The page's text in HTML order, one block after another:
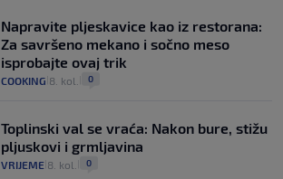
Napravite pljeskavice kao iz restorana:
Za savršeno mekano i sočno meso
isprobajte ovaj trik
COOKING 8. kol. 0
Toplinski val se vraća: Nakon bure, stižu
pljuskovi i grmljavina
VRIJEME 8. kol. 0